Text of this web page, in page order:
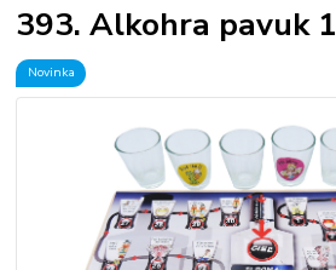
393. Alkohra pavuk 1
Novinka